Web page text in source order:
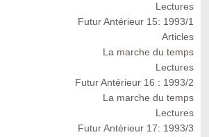
Lectures
Futur Antérieur 15: 1993/1
Articles
La marche du temps
Lectures
Futur Antérieur 16 : 1993/2
La marche du temps
Lectures
Futur Antérieur 17: 1993/3